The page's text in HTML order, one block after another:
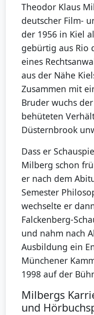
Theodor Klaus
deutscher Film-
der 1956 in Kiel
gebürtig aus Rio
eines
aus der Nähe
Zusammen mit
Bruder wuchs
behüteten
Düsternbrook
Dass er
Milberg schon
er nach dem
Semester
wechselte er
Falckenberg-
und nahm nach
Ausbildung ein
Münchener
1998 auf der
Milbergs
und